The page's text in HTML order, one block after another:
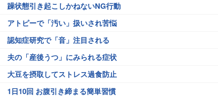
躁状態引き起こしかねないNG行動
アトピーで「汚い」扱いされ苦悩
認知症研究で「音」注目される
夫の「産後うつ」にみられる症状
大豆を摂取してストレス過食防止
1日10回 お腹引き締まる簡単習慣